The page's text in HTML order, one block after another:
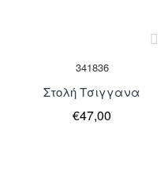
Μη Διαθέσιμο
341836
Στολή Τσιγγανα
€47,00